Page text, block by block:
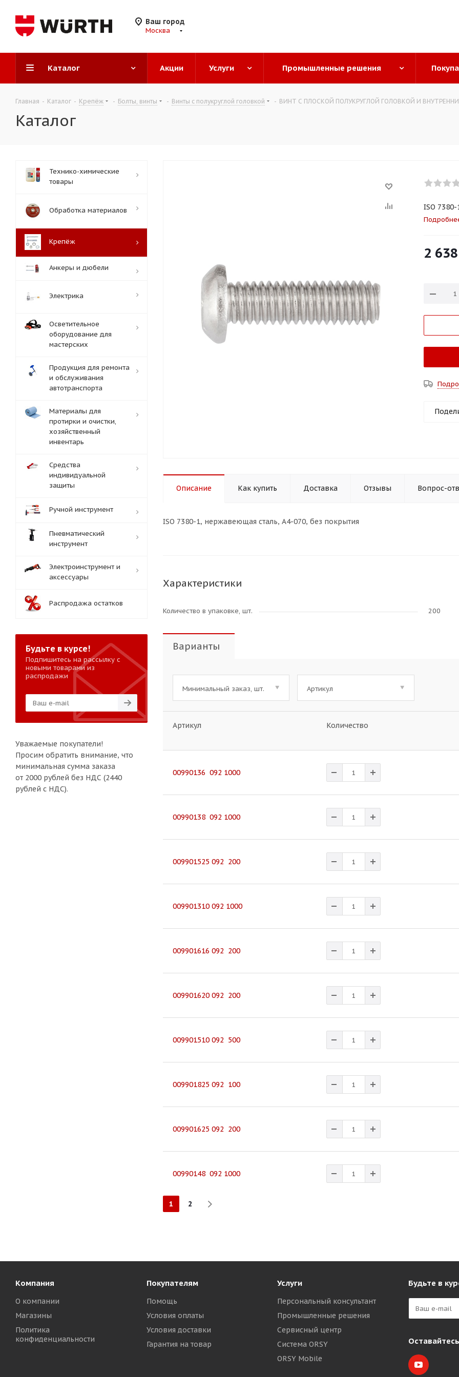
Ваш город
Москва
Каталог Акции Услуги Промышленные решения
Главная - Каталог - Крепёж - Болты, винты - Винты с полукруглой головкой - ВИНТ С ПЛОСКОЙ ПОЛУКРУГЛОЙ ГОЛОВКОЙ И
Каталог
ISO
2 638
Описание Как купить Доставка Отзывы Вопрос-
ISO 7380-1, нержавеющая сталь, A4-070, без покрытия
Характеристики
Количество в упаковке, шт. 200
Варианты
Минимальный заказ, шт. Артикул
Артикул Количество
00990136 092 1000
00990138 092 1000
009901525 092 200
009901310 092 1000
009901616 092 200
009901620 092 200
009901510 092 500
009901825 092 100
009901625 092 200
00990148 092 1000
1 2
Технико-химические
товары
Обработка материалов
Крепёж
Анкеры и дюбели
Электрика
Осветительное
оборудование для
мастерских
Продукция для ремонта
и обслуживания
автотранспорта
Материалы для
протирки и очистки,
хозяйственный
инвентарь
Средства
индивидуальной
защиты
Ручной инструмент
Пневматический
инструмент
Электроинструмент и
аксессуары
Распродажа остатков
Будьте в курсе!
Подпишитесь на рассылку с
новыми товарами из
распродажи
Уважаемые покупатели!
Просим обратить внимание, что
минимальная сумма заказа
от 2000 рублей без НДС (2440
рублей с НДС).
Компания
О компании
Магазины
Политика
конфиденциальности
Покупателям
Помощь
Условия оплаты
Условия доставки
Гарантия на товар
Услуги
Персональный консультант
Промышленные решения
Сервисный центр
Система ORSY
ORSY Mobile
Будьте в